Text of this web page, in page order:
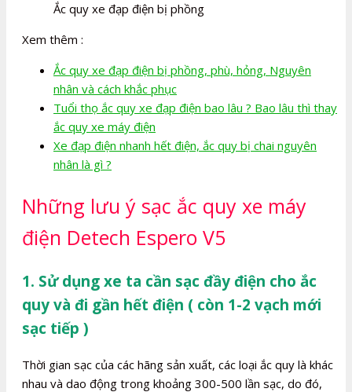
Ắc quy xe đạp điện bị phồng
Xem thêm :
Ắc quy xe đạp điện bị phồng, phù, hỏng, Nguyên
nhân và cách khắc phục
Tuổi thọ ắc quy xe đạp điện bao lâu ? Bao lâu thì thay
ắc quy xe máy điện
Xe đạp điện nhanh hết điện, ắc quy bị chai nguyên
nhân là gì ?
Những lưu ý sạc ắc quy xe máy
điện Detech Espero V5
1. Sử dụng xe ta cần sạc đầy điện cho ắc
quy và đi gần hết điện ( còn 1-2 vạch mới
sạc tiếp )
Thời gian sạc của các hãng sản xuất, các loại ắc quy là khác
nhau và dao động trong khoảng 300-500 lần sạc, do đó,